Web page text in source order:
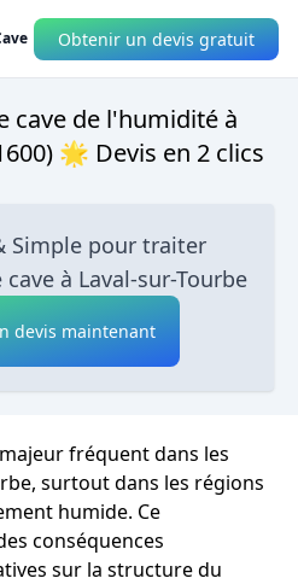
Obtenir un devis gratuit
cave de l'humidité à
🌟 Devis en 2 clics
Simple pour traiter
à Laval-sur-Tourbe
devis maintenant
fréquent dans les
surtout dans les régions
humide. Ce
conséquences
sur la structure du